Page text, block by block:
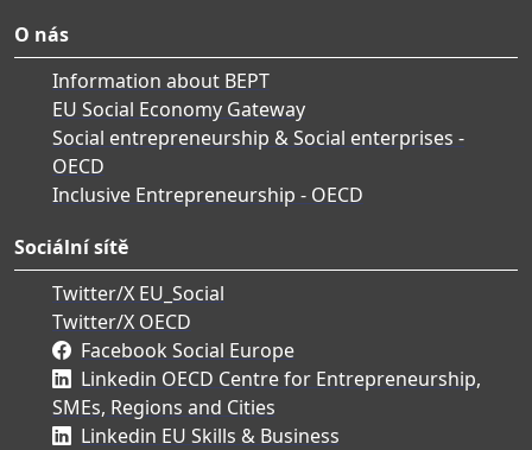
O nás
Information about BEPT
EU Social Economy Gateway
Social entrepreneurship & Social enterprises -
OECD
Inclusive Entrepreneurship - OECD
Sociální sítě
Twitter/X EU_Social
Twitter/X OECD
Facebook Social Europe
Linkedin OECD Centre for Entrepreneurship,
SMEs, Regions and Cities
Linkedin EU Skills & Business